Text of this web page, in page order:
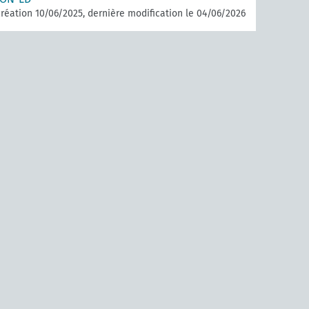
10/06/2025, dernière modification le 04/06/2026